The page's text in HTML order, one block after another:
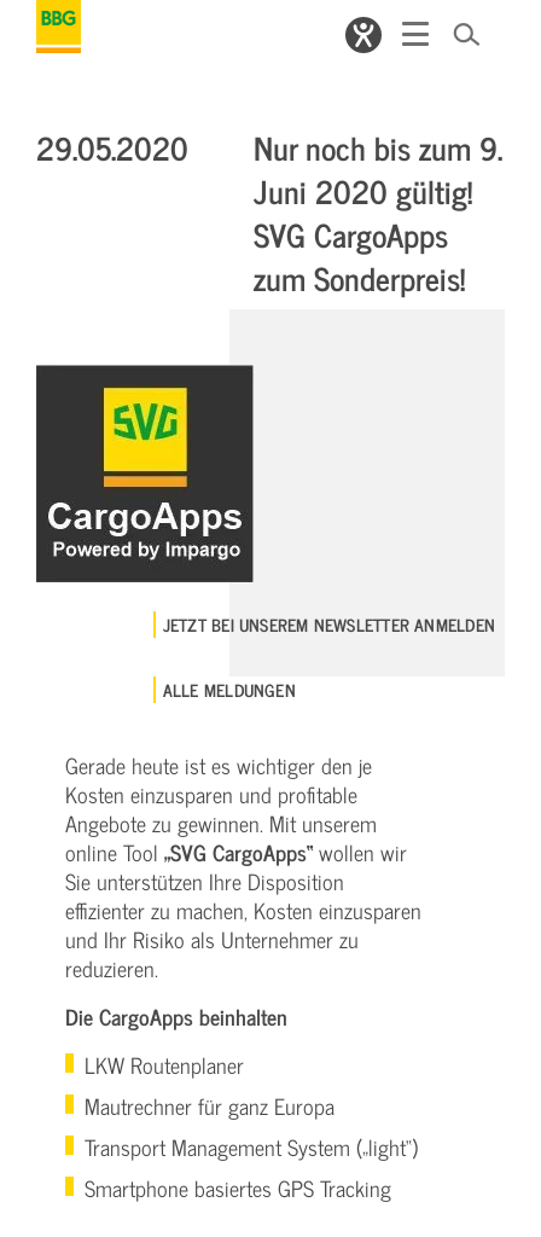
29.05.2020
Nur noch bis zum 9.
Juni 2020 gültig!
SVG CargoApps
zum Sonderpreis!
JETZT BEI UNSEREM NEWSLETTER ANMELDEN
ALLE MELDUNGEN
Gerade heute ist es wichtiger den je
Kosten einzusparen und profitable
Angebote zu gewinnen. Mit unserem
online Tool „SVG CargoApps“wollen wir
Sie unterstützen Ihre Disposition
effizienter zu machen, Kosten einzusparen
und Ihr Risiko als Unternehmer zu
reduzieren.
Die CargoApps beinhalten
LKW Routenplaner
Mautrechner für ganz Europa
Transport Management System („light“)
Smartphone basiertes GPS Tracking